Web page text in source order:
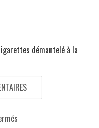
démantelé à la